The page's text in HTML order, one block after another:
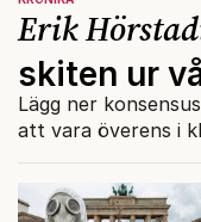
Erik
skiten ur
Lägg ner
att vara överens i